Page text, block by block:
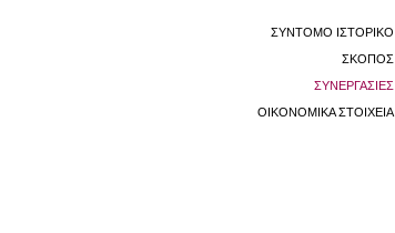
ΣΥΝΤΟΜΟ ΙΣΤΟΡΙΚΟ
ΣΚΟΠΟΣ
ΣΥΝΕΡΓΑΣΙΕΣ
ΟΙΚΟΝΟΜΙΚΑ ΣΤΟΙΧΕΙΑ